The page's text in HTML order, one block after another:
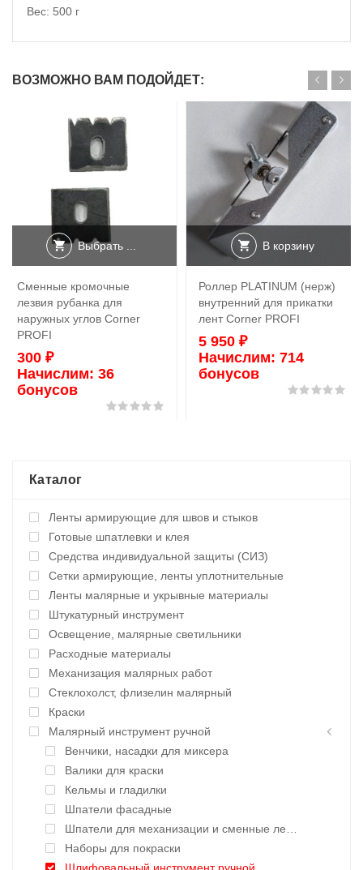
Вес: 500 г
ВОЗМОЖНО ВАМ ПОДОЙДЕТ:
Выбрать ...
Сменные кромочные
лезвия рубанка для
наружных углов Corner
PROFI
300 ₽
Начислим: 36
бонусов
В корзину
Роллер PLATINUM (нерж)
внутренний для прикатки
лент Corner PROFI
5 950 ₽
Начислим: 714
бонусов
Каталог
Ленты армирующие для швов и стыков
Готовые шпатлевки и клея
Средства индивидуальной защиты (СИЗ)
Сетки армирующие, ленты уплотнительные
Ленты малярные и укрывные материалы
Штукатурный инструмент
Освещение, малярные светильники
Расходные материалы
Механизация малярных работ
Стеклохолст, флизелин малярный
Краски
Малярный инструмент ручной
Венчики, насадки для миксера
Валики для краски
Кельмы и гладилки
Шпатели фасадные
Шпатели для механизации и сменные лезвия
Наборы для покраски